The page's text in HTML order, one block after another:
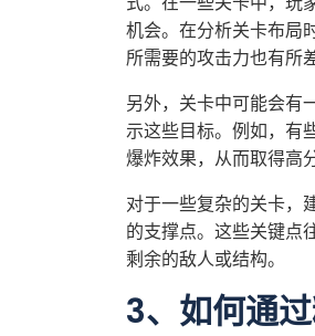
机会。在分析关卡布局
所需要的攻击力也有所
另外，关卡中可能会有
示这些目标。例如，有
爆炸效果，从而取得高分
对于一些复杂的关卡，
的支撑点。这些关键点
剩余的敌人或结构。
3、如何通